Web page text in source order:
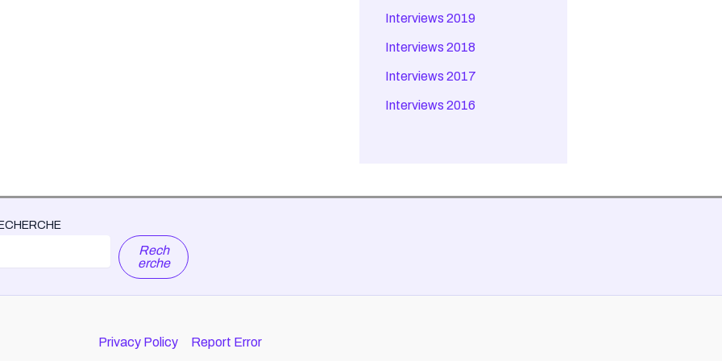
Interviews 2019
Interviews 2018
Interviews 2017
Interviews 2016
Rech
erche
Privacy Policy Report Error